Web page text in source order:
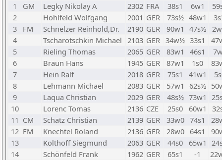
1
GM Legky Nikolay A 2302 FRA 38s1 6w1
2
Hohlfeld Wolfgang 2001 GER 73s½ 48w1
3
FM Schnelzer Reinhold,Dr. 2190 GER 90w1 47s½
4
Tscharotschkin Michael 2103 GER 34w½ 33s1
5
Rieling Thomas 2065 GER 83w1 46s1
6
Braun Hans 1945 GER 87w1 1s0
7
Hein Ralf 2018 GER 75s1 41w1
8
Lehmann Michael 2083 GER 57w1 62s½
9
Laqua Christian 2029 GER 48s½ 73w1
10
Lorenc Tomas 2136 CZE 25s0 60w1
11 CM Schatz Christian 2139 GER 33w0 74s1
12 FM Knechtel Roland 2136 GER 28w0 64s1
13
Kolthoff Siegmund 2063 GER 44s0 65w1
14
Schönfeld Frank 1962 GER 65s1 -1